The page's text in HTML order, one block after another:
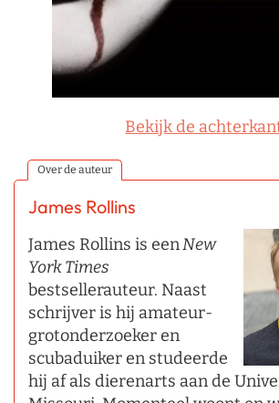
Bekijk de
Over de auteur
James Rollins
James Rollins is eenNew
York Times
bestsellerauteur. Naast
schrijver is hij amateur-
grotonderzoeker en
scubaduiker en studeerde
hij af als dierenarts aan de